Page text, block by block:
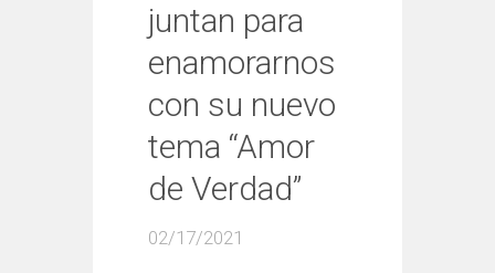
juntan para
enamorarnos
con su nuevo
tema “Amor
de Verdad”
02/17/2021